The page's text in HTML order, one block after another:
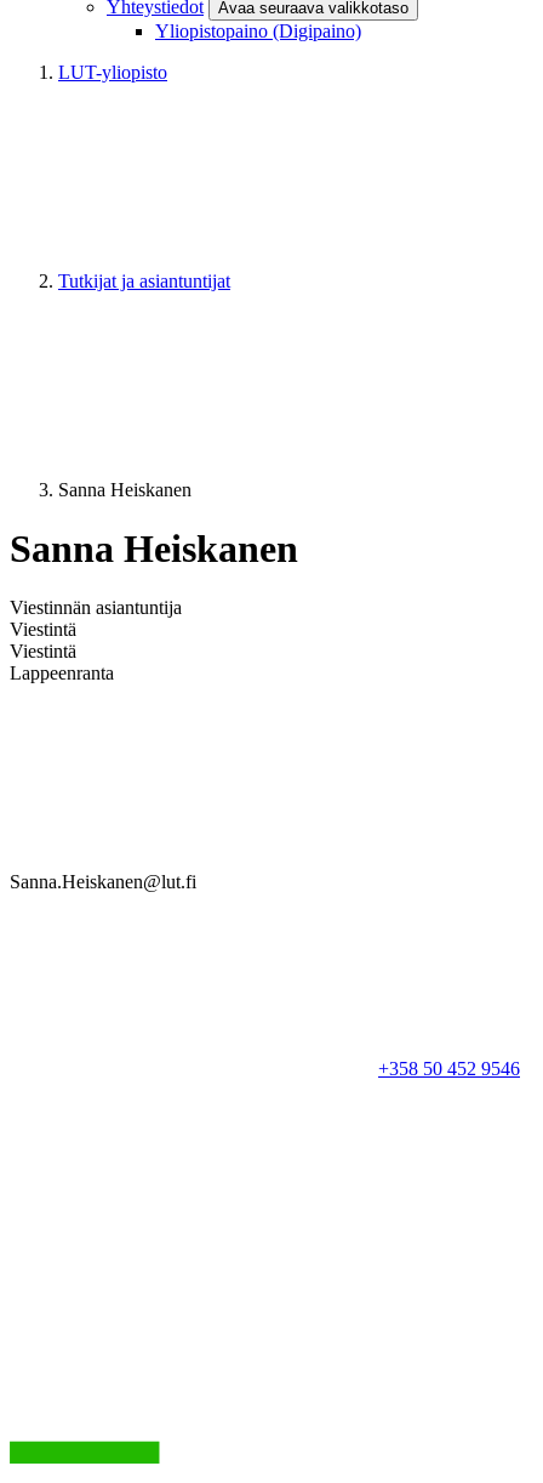
Yhteystiedot Avaa seuraava valikkotaso
Yliopistopaino (Digipaino)
LUT-yliopisto
Tutkijat ja asiantuntijat
Sanna Heiskanen
Sanna Heiskanen
Viestinnän asiantuntija
Viestintä
Viestintä
Lappeenranta
Sanna.Heiskanen@lut.fi
+358 50 452 9546